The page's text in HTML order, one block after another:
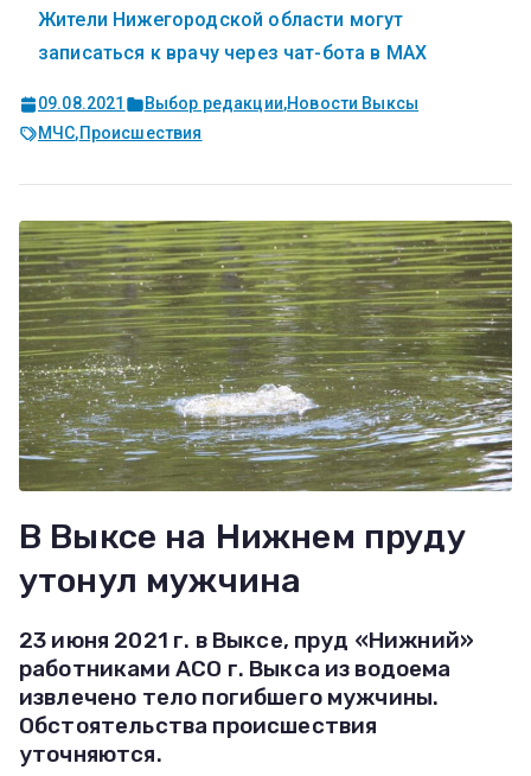
Жители Нижегородской области могут
записаться к врачу через чат-бота в MAX
09.08.2021 Выбор редакции,Новости Выксы
МЧС,Происшествия
В Выксе на Нижнем пруду
утонул мужчина
23 июня 2021 г. в Выксе, пруд «Нижний»
работниками АСО г. Выкса из водоема
извлечено тело погибшего мужчины.
Обстоятельства происшествия
уточняются.